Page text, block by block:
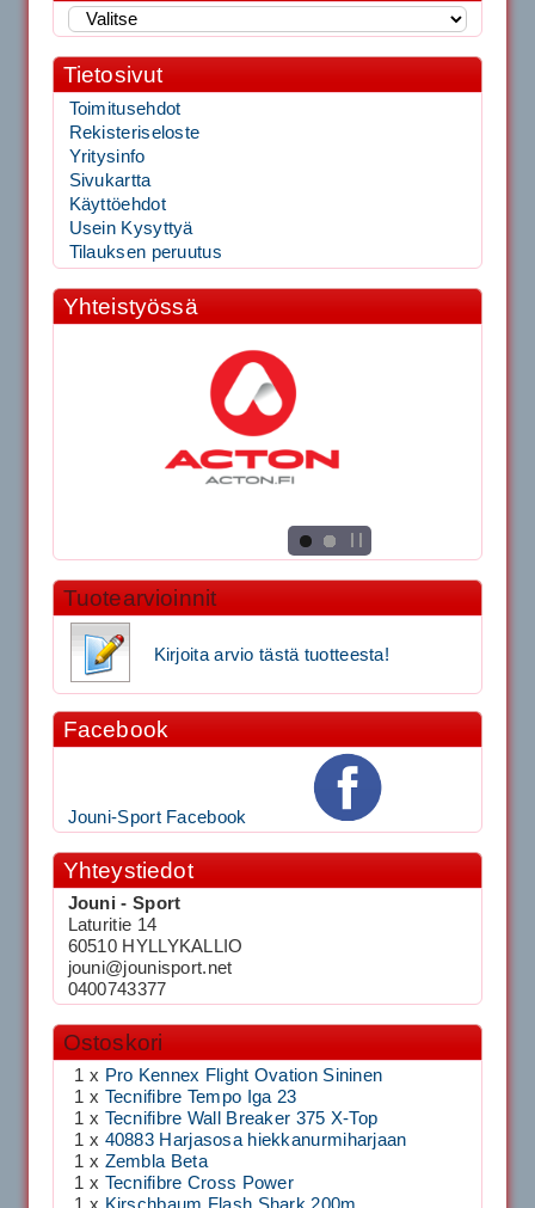
Tietosivut
Toimitusehdot
Rekisteriseloste
Yritysinfo
Sivukartta
Käyttöehdot
Usein Kysyttyä
Tilauksen peruutus
Yhteistyössä
Tuotearvioinnit
Kirjoita arvio tästä tuotteesta!
Facebook
Jouni-Sport Facebook
Yhteystiedot
Jouni - Sport
Laturitie 14
60510 HYLLYKALLIO
jouni@jounisport.net
0400743377
Ostoskori
1 x Pro Kennex Flight Ovation Sininen
1 x Tecnifibre Tempo Iga 23
1 x Tecnifibre Wall Breaker 375 X-Top
1 x 40883 Harjasosa hiekkanurmiharjaan
1 x Zembla Beta
1 x Tecnifibre Cross Power
1 x Kirschbaum Flash Shark 200m